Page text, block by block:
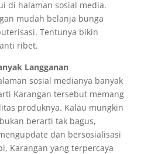
di halaman sosial media.
mudah belanja bunga
Tentunya bikin
ribet.
Langganan
sosial medianya banyak
Karangan tersebut memang
produknya. Kalau mungkin
berarti tak bagus,
dan bersosialisasi
Karangan yang terpercaya